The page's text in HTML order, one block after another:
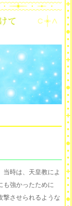
時は、天皇教によ
も強かったために
撃させられるような